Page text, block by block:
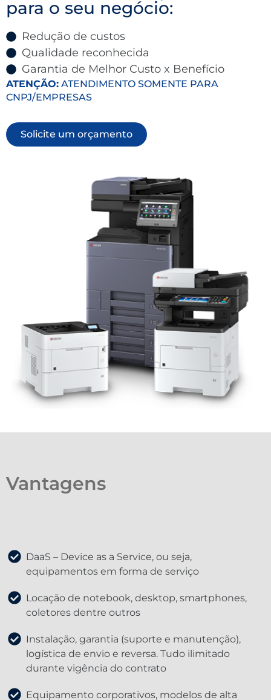
para o seu negócio:
Redução de custos
Qualidade reconhecida
Garantia de Melhor Custo x Benefício
ATENÇÃO: ATENDIMENTO SOMENTE PARA
CNPJ/EMPRESAS
Solicite um orçamento
Vantagens
DaaS – Device as a Service, ou seja,
equipamentos em forma de serviço
Locação de notebook, desktop, smartphones,
coletores dentre outros
Instalação, garantia (suporte e manutenção),
logística de envio e reversa. Tudo ilimitado
durante vigência do contrato
Equipamento corporativos, modelos de alta